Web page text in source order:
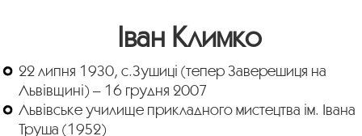
Іван Климко
22 липня 1930, с.Зушиці (тепер Заверешиця на
Львівщині) – 16 грудня 2007
Львівське училище прикладного мистецтва ім. Івана
Труша (1952)